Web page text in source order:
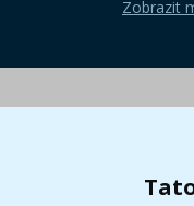
Zobrazit